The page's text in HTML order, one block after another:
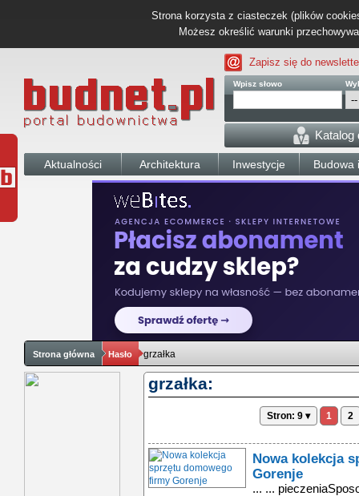
Strona korzysta z ciasteczek (plików
Możesz określić warunki
Zapisz się do
Wpisz słowo
Katalog
Aktualności Architektura Inwestycje Budowa
Strona główna Hasło grzałka
grzałka:
Stron: 9 ▾ 1 2
Nowa kolekcja
Gorenje
... ...